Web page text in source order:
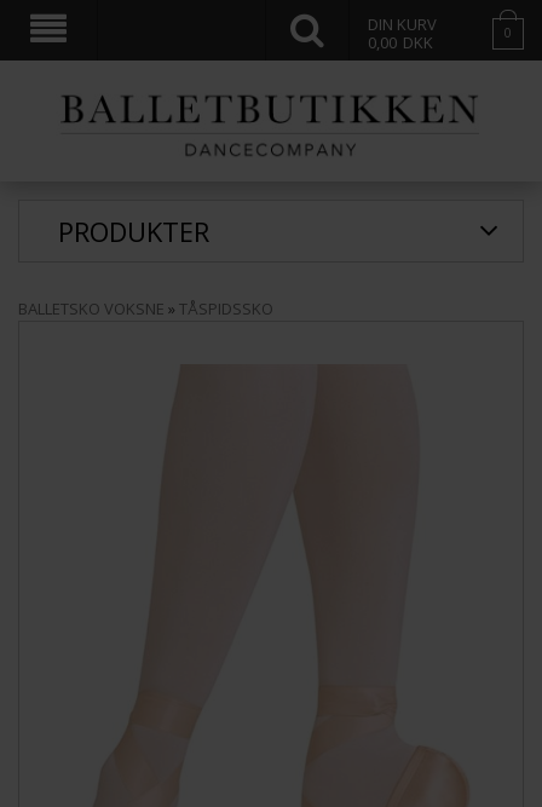
DIN KURV
0,00 DKK 0
PRODUKTER
BALLETSKO VOKSNE » TÅSPIDSSKO